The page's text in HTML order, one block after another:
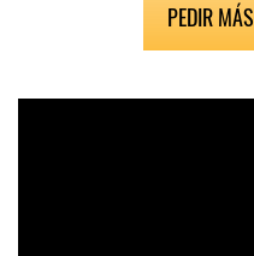
PEDIR